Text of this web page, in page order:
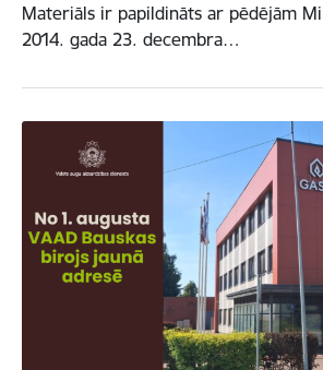
Materiāls ir papildināts ar pēdējām
2014. gada 23. decembra…